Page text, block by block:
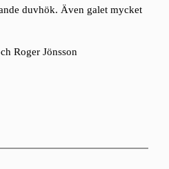
duvhök. Även galet mycket
Roger Jönsson